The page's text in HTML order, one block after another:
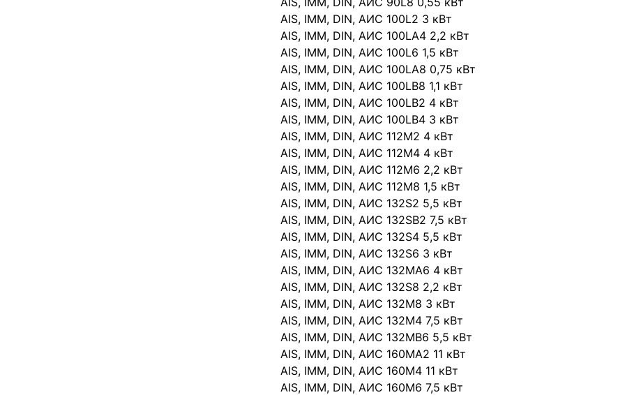
AIS, IMM, DIN, АИС 100L2 3 кВт
AIS, IMM, DIN, АИС 100LА4 2,2 кВт
AIS, IMM, DIN, АИС 100L6 1,5 кВт
AIS, IMM, DIN, АИС 100LА8 0,75 кВт
AIS, IMM, DIN, АИС 100LВ8 1,1 кВт
AIS, IMM, DIN, АИС 100LВ2 4 кВт
AIS, IMM, DIN, АИС 100LВ4 3 кВт
AIS, IMM, DIN, АИС 112М2 4 кВт
AIS, IMM, DIN, АИС 112М4 4 кВт
AIS, IMM, DIN, АИС 112М6 2,2 кВт
AIS, IMM, DIN, АИС 112М8 1,5 кВт
AIS, IMM, DIN, АИС 132S2 5,5 кВт
AIS, IMM, DIN, АИС 132SВ2 7,5 кВт
AIS, IMM, DIN, АИС 132S4 5,5 кВт
AIS, IMM, DIN, АИС 132S6 3 кВт
AIS, IMM, DIN, АИС 132МА6 4 кВт
AIS, IMM, DIN, АИС 132S8 2,2 кВт
AIS, IMM, DIN, АИС 132М8 3 кВт
AIS, IMM, DIN, АИС 132М4 7,5 кВт
AIS, IMM, DIN, АИС 132МВ6 5,5 кВт
AIS, IMM, DIN, АИС 160МА2 11 кВт
AIS, IMM, DIN, АИС 160М4 11 кВт
AIS, IMM, DIN, АИС 160М6 7,5 кВт